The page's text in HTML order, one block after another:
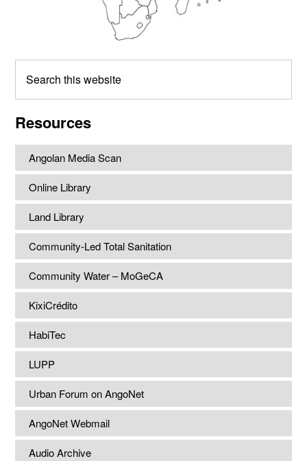
this
Resources
Angolan Media Scan
Online Library
Land Library
Community-Led Total Sanitation
Community Water – MoGeCA
KixiCrédito
HabiTec
LUPP
Urban Forum on AngoNet
AngoNet Webmail
Audio Archive